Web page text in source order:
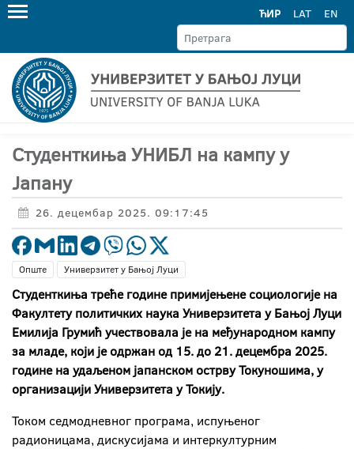
ЋИР LAT EN
Студенткиња УНИБЛ на кампу у
Јапану
26. децембар 2025. 09:17:45
Опште Универзитет у Бањој Луци
Студенткиња треће године примијењене социологије на
Факултету политичких наука Универзитета у Бањој Луци
Емилија Грумић учествовала је на међународном кампу
за младе, који је одржан од 15. до 21. децембра 2025.
године на удаљеном јапанском острву Токуношима, у
организацији Универзитета у Токију.
Током седмодневног програма, испуњеног
радионицама, дискусијама и интеркултурним